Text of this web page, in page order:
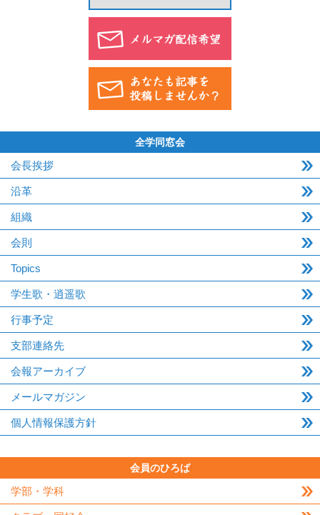
全学同窓会
会長挨拶
沿革
組織
会則
Topics
学生歌・逍遥歌
行事予定
支部連絡先
会報アーカイブ
メールマガジン
個人情報保護方針
会員のひろば
学部・学科